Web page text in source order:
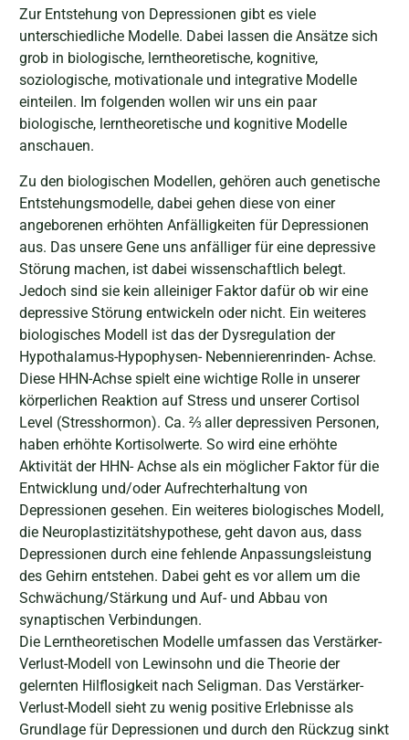
Zur Entstehung von Depressionen gibt es viele
unterschiedliche Modelle. Dabei lassen die Ansätze sich
grob in biologische, lerntheoretische, kognitive,
soziologische, motivationale und integrative Modelle
einteilen. Im folgenden wollen wir uns ein paar
biologische, lerntheoretische und kognitive Modelle
anschauen.
Zu den biologischen Modellen, gehören auch genetische
Entstehungsmodelle, dabei gehen diese von einer
angeborenen erhöhten Anfälligkeiten für Depressionen
aus. Das unsere Gene uns anfälliger für eine depressive
Störung machen, ist dabei wissenschaftlich belegt.
Jedoch sind sie kein alleiniger Faktor dafür ob wir eine
depressive Störung entwickeln oder nicht. Ein weiteres
biologisches Modell ist das der Dysregulation der
Hypothalamus-Hypophysen- Nebennierenrinden- Achse.
Diese HHN-Achse spielt eine wichtige Rolle in unserer
körperlichen Reaktion auf Stress und unserer Cortisol
Level (Stresshormon). Ca. ⅔ aller depressiven Personen,
haben erhöhte Kortisolwerte. So wird eine erhöhte
Aktivität der HHN- Achse als ein möglicher Faktor für die
Entwicklung und/oder Aufrechterhaltung von
Depressionen gesehen. Ein weiteres biologisches Modell,
die Neuroplastizitätshypothese, geht davon aus, dass
Depressionen durch eine fehlende Anpassungsleistung
des Gehirn entstehen. Dabei geht es vor allem um die
Schwächung/Stärkung und Auf- und Abbau von
synaptischen Verbindungen.
Die Lerntheoretischen Modelle umfassen das Verstärker-
Verlust-Modell von Lewinsohn und die Theorie der
gelernten Hilflosigkeit nach Seligman. Das Verstärker-
Verlust-Modell sieht zu wenig positive Erlebnisse als
Grundlage für Depressionen und durch den Rückzug sinkt